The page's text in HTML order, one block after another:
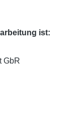
ist:
GbR